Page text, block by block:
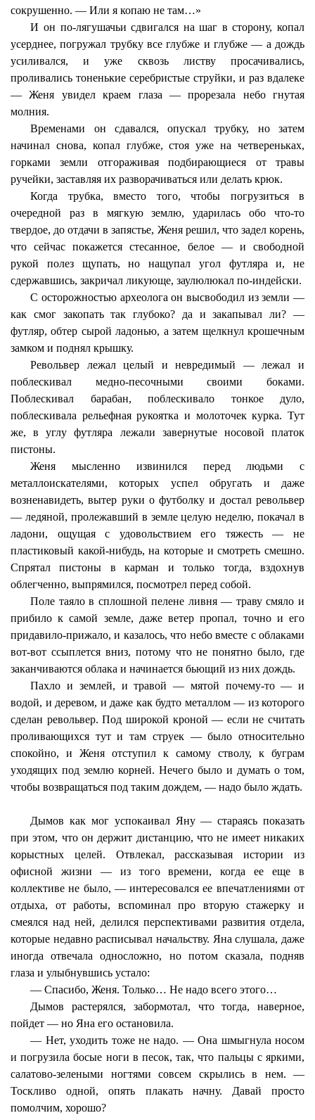
сокрушенно. — Или я копаю не там…»
И он по-лягушачьи сдвигался на шаг в сторону, копал
усерднее, погружал трубку все глубже и глубже — а дождь
усиливался, и уже сквозь листву просачивались,
проливались тоненькие серебристые струйки, и раз вдалеке
— Женя увидел краем глаза — прорезала небо гнутая
молния.
Временами он сдавался, опускал трубку, но затем
начинал снова, копал глубже, стоя уже на четвереньках,
горками земли отгораживая подбирающиеся от травы
ручейки, заставляя их разворачиваться или делать крюк.
Когда трубка, вместо того, чтобы погрузиться в
очередной раз в мягкую землю, ударилась обо что-то
твердое, до отдачи в запястье, Женя решил, что задел корень,
что сейчас покажется стесанное, белое — и свободной
рукой полез щупать, но нащупал угол футляра и, не
сдержавшись, закричал ликующе, заулюлюкал по-индейски.
С осторожностью археолога он высвободил из земли —
как смог закопать так глубоко? да и закапывал ли? —
футляр, обтер сырой ладонью, а затем щелкнул крошечным
замком и поднял крышку.
Револьвер лежал целый и невредимый — лежал и
поблескивал медно-песочными своими боками.
Поблескивал барабан, поблескивало тонкое дуло,
поблескивала рельефная рукоятка и молоточек курка. Тут
же, в углу футляра лежали завернутые носовой платок
пистоны.
Женя мысленно извинился перед людьми с
металлоискателями, которых успел обругать и даже
возненавидеть, вытер руки о футболку и достал револьвер
— ледяной, пролежавший в земле целую неделю, покачал в
ладони, ощущая с удовольствием его тяжесть — не
пластиковый какой-нибудь, на которые и смотреть смешно.
Спрятал пистоны в карман и только тогда, вздохнув
облегченно, выпрямился, посмотрел перед собой.
Поле таяло в сплошной пелене ливня — траву смяло и
прибило к самой земле, даже ветер пропал, точно и его
придавило-прижало, и казалось, что небо вместе с облаками
вот-вот ссыплется вниз, потому что не понятно было, где
заканчиваются облака и начинается бьющий из них дождь.
Пахло и землей, и травой — мятой почему-то — и
водой, и деревом, и даже как будто металлом — из которого
сделан револьвер. Под широкой кроной — если не считать
проливающихся тут и там струек — было относительно
спокойно, и Женя отступил к самому стволу, к буграм
уходящих под землю корней. Нечего было и думать о том,
чтобы возвращаться под таким дождем, — надо было ждать.
Дымов как мог успокаивал Яну — стараясь показать
при этом, что он держит дистанцию, что не имеет никаких
корыстных целей. Отвлекал, рассказывая истории из
офисной жизни — из того времени, когда ее еще в
коллективе не было, — интересовался ее впечатлениями от
отдыха, от работы, вспоминал про вторую стажерку и
смеялся над ней, делился перспективами развития отдела,
которые недавно расписывал начальству. Яна слушала, даже
иногда отвечала односложно, но потом сказала, подняв
глаза и улыбнувшись устало:
— Спасибо, Женя. Только… Не надо всего этого…
Дымов растерялся, забормотал, что тогда, наверное,
пойдет — но Яна его остановила.
— Нет, уходить тоже не надо. — Она шмыгнула носом
и погрузила босые ноги в песок, так, что пальцы с яркими,
салатово-зелеными ногтями совсем скрылись в нем. —
Тоскливо одной, опять плакать начну. Давай просто
помолчим, хорошо?